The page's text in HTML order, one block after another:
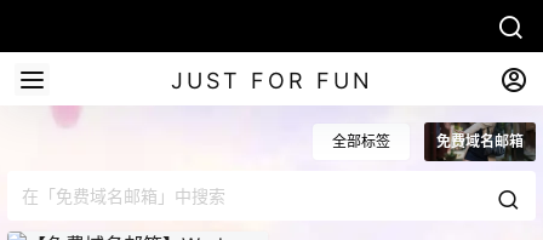
JUST FOR FUN
全部标签 免费域名邮箱